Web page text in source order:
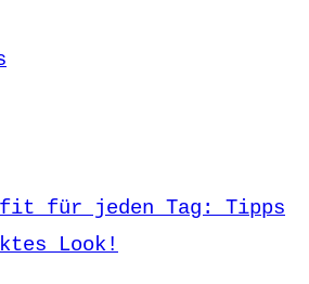
für jeden Tag: Tipps
Look!